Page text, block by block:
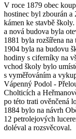
V roce 1879 obec
hostinec byl zbourán a
kámen ke stavbě
a nová budova byla
1881 byla rozšířena
1904 byla na budovu
hodiny s ciferníky na
vchod školy bylo
s vyměřováním a
Vápenný Podol -
Cholticích a
po této trati ověnčená
1884 bylo na návrh
12 petrolejových
doléval a rozsvěcoval.